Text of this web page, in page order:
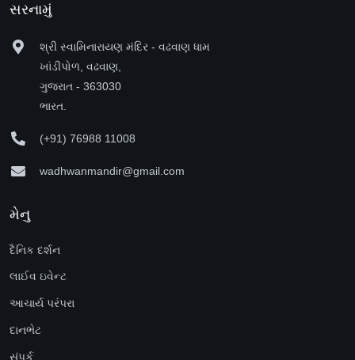
સરનામું
શ્રી સ્વામિનારાયણ મંદિર - વઢવાણ ધામ
ખાંડીપોળ, વઢવાણ,
ગુજરાત - 363030
ભારત.
(+91) 76988 11008
wadhwanmandir@gmail.com
મેનુ
દૈનિક દર્શન
લાઈવ ઇવેન્ટ
આચાર્ય પરંપરા
દાનભેટ
સંપર્ક